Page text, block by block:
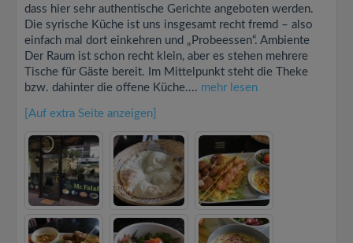
dass hier sehr authentische Gerichte angeboten werden.
Die syrische Küche ist uns insgesamt recht fremd – also
einfach mal dort einkehren und „Probeessen“. Ambiente
Der Raum ist schon recht klein, aber es stehen mehrere
Tische für Gäste bereit. Im Mittelpunkt steht die Theke
bzw. dahinter die offene Küche.... mehr lesen
[Auf extra Seite anzeigen]